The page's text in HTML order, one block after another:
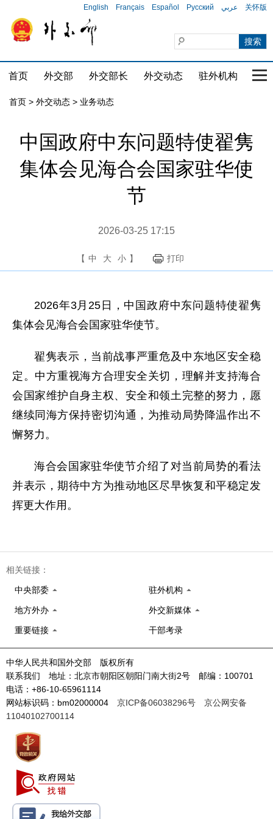
English Français Español Русский عربي 关怀版
首页 外交部 外交部长 外交动态 驻外机构 国
首页 > 外交动态 > 业务动态
中国政府中东问题特使翟隽
集体会见海合会国家驻华使
节
2026-03-25 17:15
【 中 大 小 】 打印
2026年3月25日，中国政府中东问题特使翟隽
集体会见海合会国家驻华使节。
翟隽表示，当前战事严重危及中东地区安全稳
定。中方重视海方合理安全关切，理解并支持海合
会国家维护自身主权、安全和领土完整的努力，愿
继续同海方保持密切沟通，为推动局势降温作出不
懈努力。
海合会国家驻华使节介绍了对当前局势的看法
并表示，期待中方为推动地区尽早恢复和平稳定发
挥更大作用。
相关链接：
中央部委 驻外机构
地方外办 外交新媒体
重要链接 干部考录
中华人民共和国外交部 版权所有
联系我们 地址：北京市朝阳区朝阳门南大街2号 邮编：100701
电话：+86-10-65961114
网站标识码：bm02000004 京ICP备06038296号
京公网安备
11040102700114